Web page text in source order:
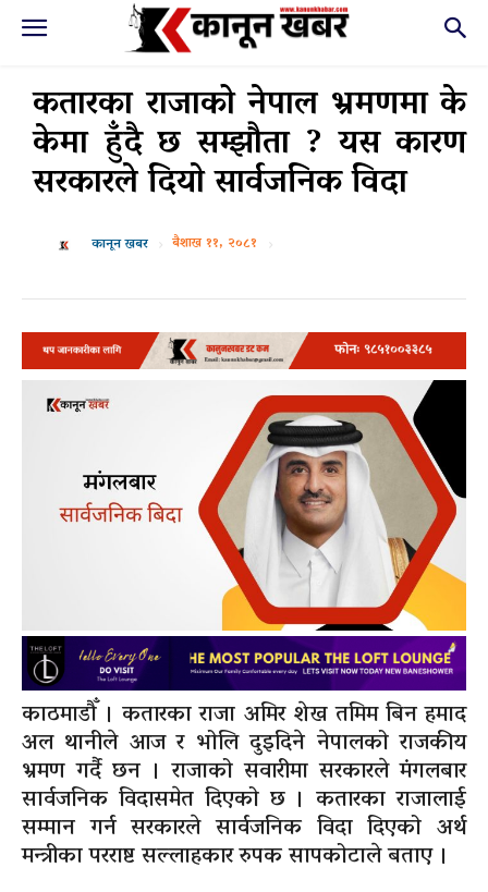
कतारका राजाको नेपाल भ्रमणमा के
केमा हुँदै छ सम्झौता ? यस कारण
सरकारले दियाे सार्वजनिक विदा
कानून खबर बैशाख ११, २०८१
काठमाडौँ । कतारका राजा अमिर शेख तमिम बिन हमाद
अल थानीले आज र भोलि दुइदिने नेपालको राजकीय
भ्रमण गर्दै छन । राजाको सवारीमा सरकारले मंगलबार
सार्वजनिक विदासमेत दिएको छ । कतारका राजालाई
सम्मान गर्न सरकारले सार्वजनिक विदा दिएको अर्थ
मन्त्रीका परराष्ट सल्लाहकार रुपक सापकोटाले बताए ।